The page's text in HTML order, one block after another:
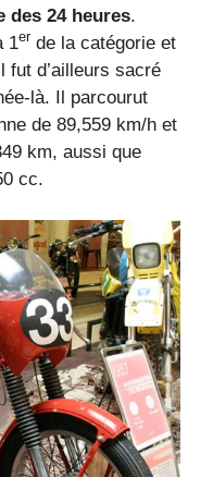
des 24 heures.
1er de la catégorie et
fut d’ailleurs sacré
là. Il parcourut
de 89,559 km/h et
km, aussi que
cc.